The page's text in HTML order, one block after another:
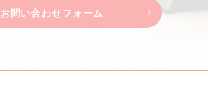
お問い合わせフォーム